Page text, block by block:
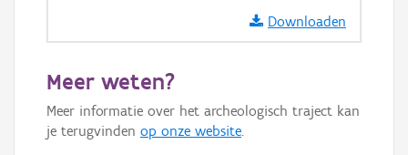
GRB-Basiskaart
GRB-Basiskaart in grijswaarden
Downloaden
Meer weten?
Meer informatie over het archeologisch traject kan
je terugvinden op onze website.